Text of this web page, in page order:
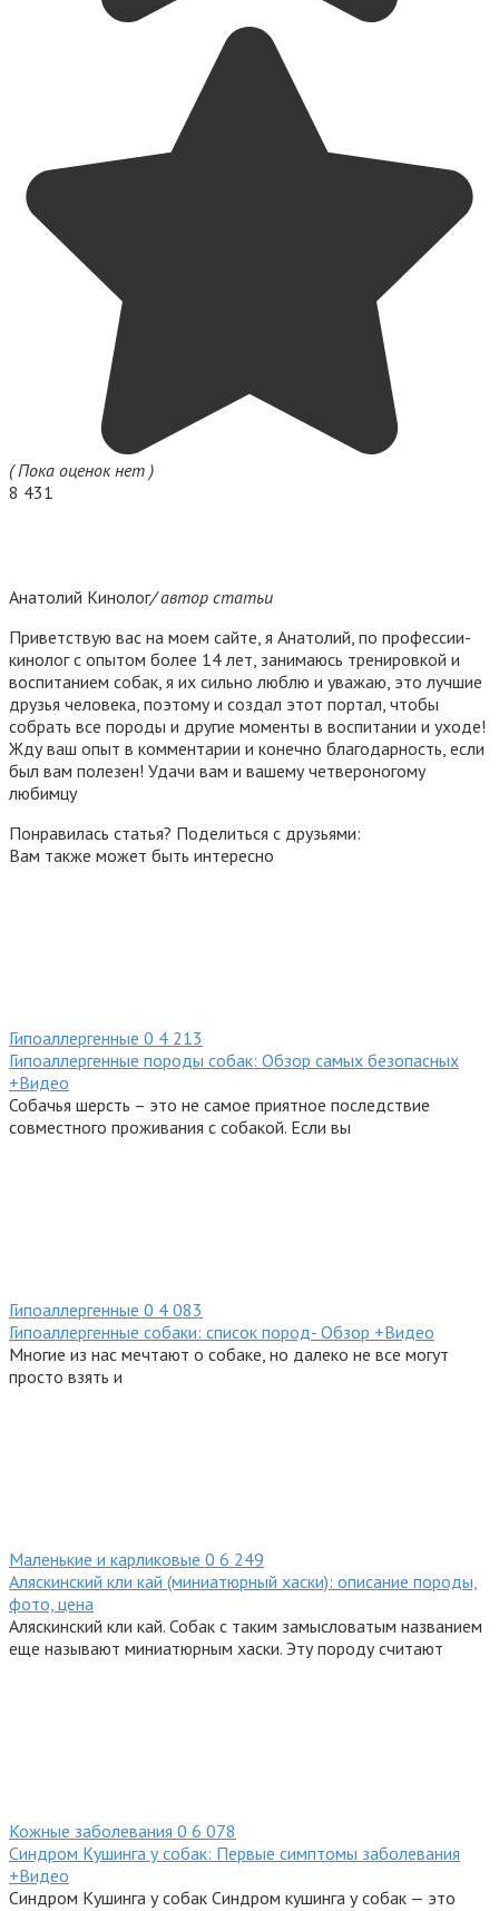
( Пока оценок нет )
8 431
Анатолий Кинолог/ автор статьи
Приветствую вас на моем сайте, я Анатолий, по профессии-
кинолог с опытом более 14 лет, занимаюсь тренировкой и
воспитанием собак, я их сильно люблю и уважаю, это лучшие
друзья человека, поэтому и создал этот портал, чтобы
собрать все породы и другие моменты в воспитании и уходе!
Жду ваш опыт в комментарии и конечно благодарность, если
был вам полезен! Удачи вам и вашему четвероногому
любимцу
Понравилась статья? Поделиться с друзьями:
Вам также может быть интересно
Гипоаллергенные 0 4 213
Гипоаллергенные породы собак: Обзор самых безопасных
+Видео
Собачья шерсть – это не самое приятное последствие
совместного проживания с собакой. Если вы
Гипоаллергенные 0 4 083
Гипоаллергенные собаки: список пород- Обзор +Видео
Многие из нас мечтают о собаке, но далеко не все могут
просто взять и
Маленькие и карликовые 0 6 249
Аляскинский кли кай (миниатюрный хаски): описание породы,
фото, цена
Аляскинский кли кай. Собак с таким замысловатым названием
еще называют миниатюрным хаски. Эту породу считают
Кожные заболевания 0 6 078
Синдром Кушинга у собак: Первые симптомы заболевания
+Видео
Синдром Кушинга у собак Синдром кушинга у собак — это